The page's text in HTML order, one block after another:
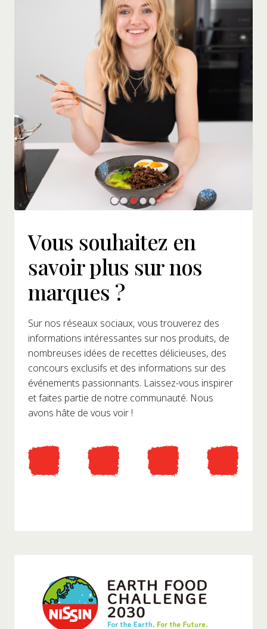
Vous souhaitez en
savoir plus sur nos
marques ?
Sur nos réseaux sociaux, vous trouverez des
informations intéressantes sur nos produits, de
nombreuses idées de recettes délicieuses, des
concours exclusifs et des informations sur des
événements passionnants. Laissez-vous inspirer
et faites partie de notre communauté. Nous
avons hâte de vous voir !